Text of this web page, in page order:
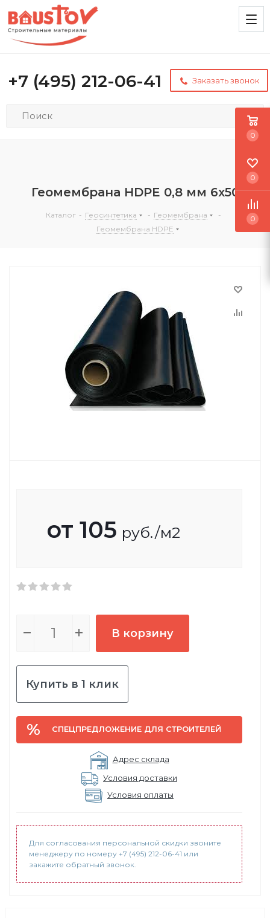
+7 (495) 212-06-41 Заказать звонок
Геомембрана HDPE 0,8 мм 6х50
Каталог - Геосинтетика - Геомембрана
-
Геомембрана HDPE
от 105 руб./м2
В корзину
Купить в 1 клик
СПЕЦПРЕДЛОЖЕНИЕ ДЛЯ СТРОИТЕЛЕЙ
Адрес склада
Условия доставки
Условия оплаты
Для согласования персональной скидки звоните
менеджеру по номеру +7 (495) 212-06-41 или
закажите обратный звонок.
0
0
0